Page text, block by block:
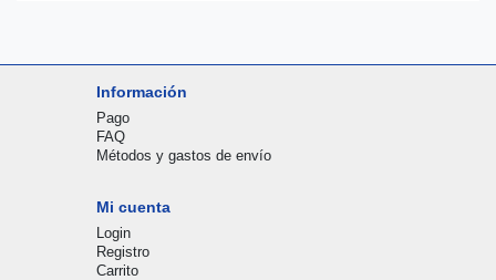
Información
Pago
FAQ
Métodos y gastos de envío
Mi cuenta
Login
Registro
Carrito